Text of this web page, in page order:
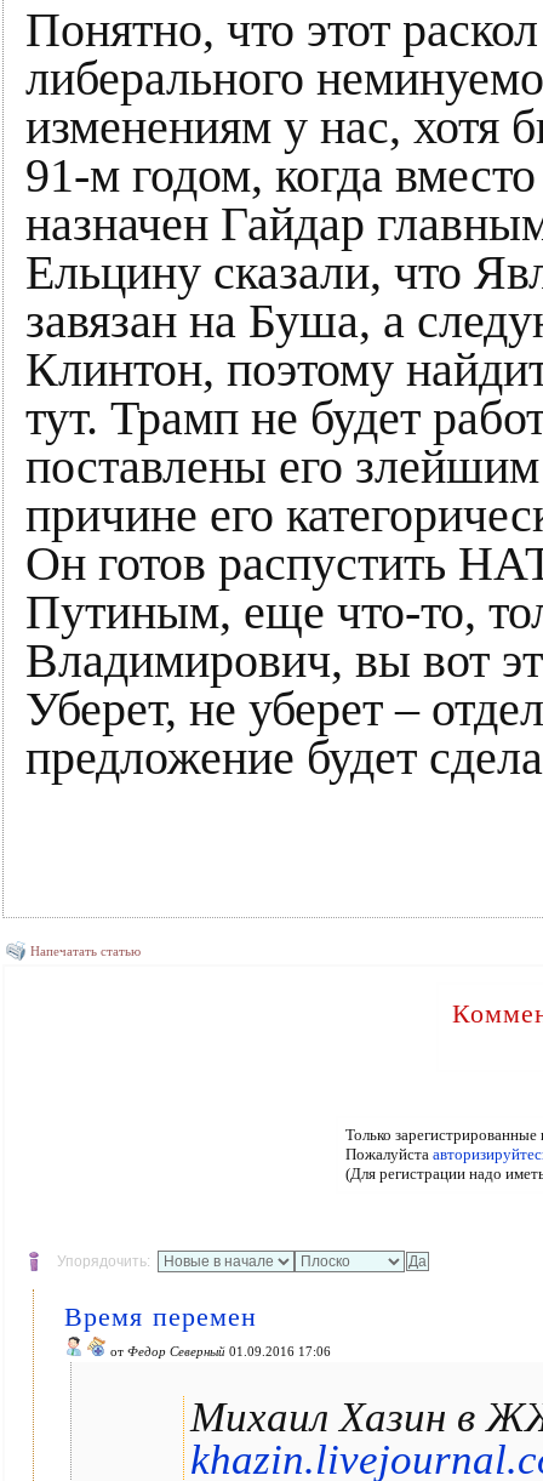
Понятно, что этот
либерального
изменениям у нас, хотя
91-м годом, когда
назначен Гайдар
Ельцину сказали, что
завязан на Буша, а
Клинтон, поэтому
тут. Трамп не будет
поставлены его
причине его
Он готов распустить
Путиным, еще что-то,
Владимирович, вы вот
Уберет, не уберет –
предложение будет
Напечатать статью
Только зарегистрированные
Пожалуйста
(Для регистрации надо
Упорядочить:
Время перемен
от Федор Северный 01.09.2016 17:06
Михаил Хазин в